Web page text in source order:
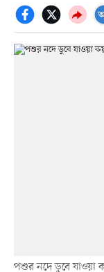
পশুর নদে ডুবে যাওয়া